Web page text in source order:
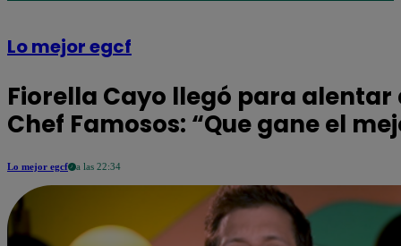
Lo mejor egcf
Fiorella Cayo llegó para alentar
Chef Famosos: “Que gane el
Lo mejor egcf a las 22:34